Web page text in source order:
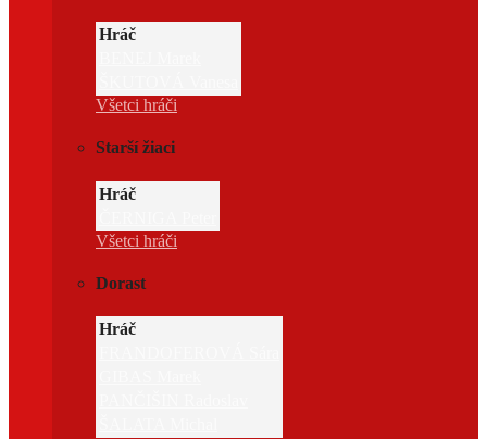
Hráč
Všetci hráči
Starší žiaci
Hráč
Všetci hráči
Dorast
Hráč